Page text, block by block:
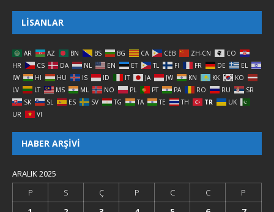
LISANLAR
AR AZ BN BS BG CA CEB ZH-CN
CO
HR
CS DA NL EN ET TL FI FR DE
EL
IW
HI HU IS ID IT JA JW KN KK
KO
LV
LT MS ML NO PL PT PA RO RU
SR
SK
SL ES SV TG TA TE TH TR
UK
UR
VI
HABER ARŞIVI
ARALIK 2025
P
S Ç P C C
P